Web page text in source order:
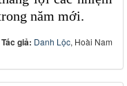
năm mới.
Tác giả: Danh Lộc, Hoài Nam